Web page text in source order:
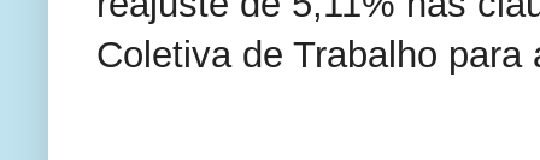
Coletiva de Trabalho para